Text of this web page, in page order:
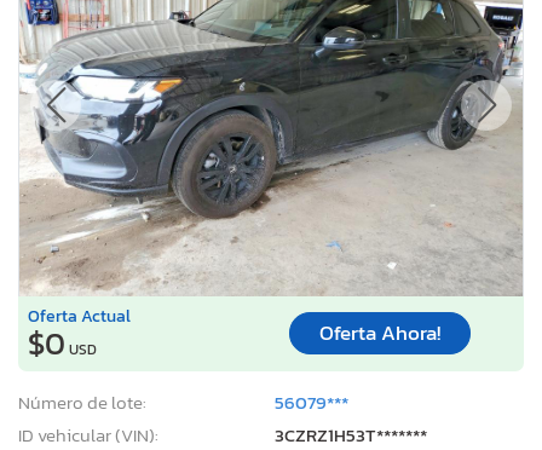
Oferta Actual
$0 USD
Oferta Ahora!
Número de lote:
56079***
ID vehicular (VIN):
3CZRZ1H53T*******